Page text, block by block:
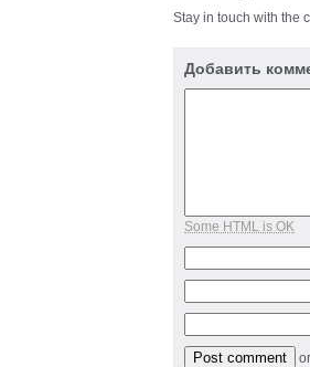
Stay in touch with the
Добавить
Some HTML is OK